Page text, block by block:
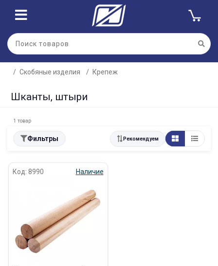
Скобяные изделия Крепеж
Шканты, штыри
1 товар
Фильтры Рекомендуем
Код: 8990 Наличие